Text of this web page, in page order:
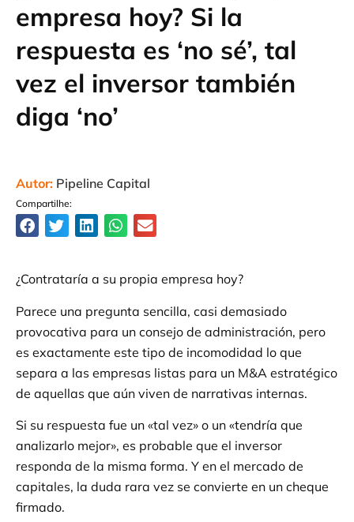
empresa hoy? Si la
respuesta es ‘no sé’, tal
vez el inversor también
diga ‘no’
Autor: Pipeline Capital
Compartilhe:
¿Contrataría a su propia empresa hoy?
Parece una pregunta sencilla, casi demasiado
provocativa para un consejo de administración, pero
es exactamente este tipo de incomodidad lo que
separa a las empresas listas para un M&A estratégico
de aquellas que aún viven de narrativas internas.
Si su respuesta fue un «tal vez» o un «tendría que
analizarlo mejor», es probable que el inversor
responda de la misma forma. Y en el mercado de
capitales, la duda rara vez se convierte en un cheque
firmado.